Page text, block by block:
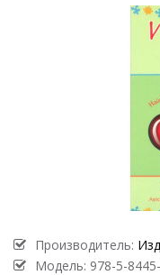
Производитель:
Модель: 978-5-